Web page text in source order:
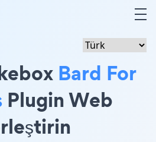
Bard For
Plugin Web